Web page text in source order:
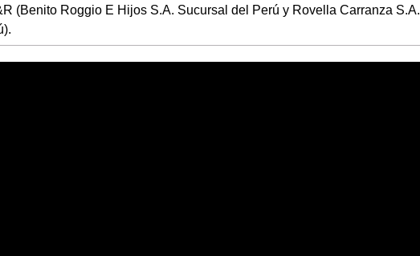
(Benito Roggio E Hijos S.A. Sucursal del Perú y Rovella Carranza S.A.